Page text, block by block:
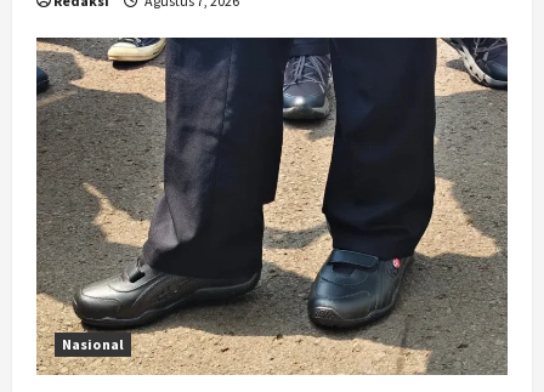
Nasional